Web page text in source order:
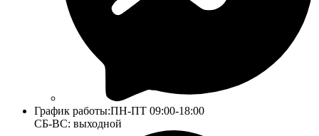
График работы:ПН-ПТ 09:00-18:00
СБ-ВС: выходной